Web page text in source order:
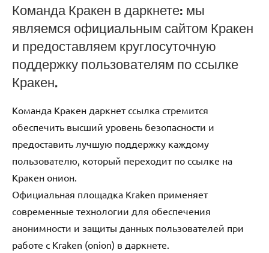
Команда Кракен в даркнете: мы
являемся официальным сайтом Кракен
и предоставляем круглосуточную
поддержку пользователям по ссылке
Кракен.
Команда Кракен даркнет ссылка стремится
обеспечить высший уровень безопасности и
предоставить лучшую поддержку каждому
пользователю, который переходит по ссылке на
Кракен онион.
Официальная площадка Kraken применяет
современные технологии для обеспечения
анонимности и защиты данных пользователей при
работе с Kraken (onion) в даркнете.